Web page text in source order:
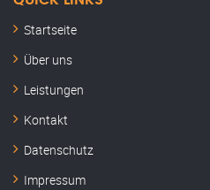
Startseite
Über uns
Leistungen
Kontakt
Datenschutz
Impressum